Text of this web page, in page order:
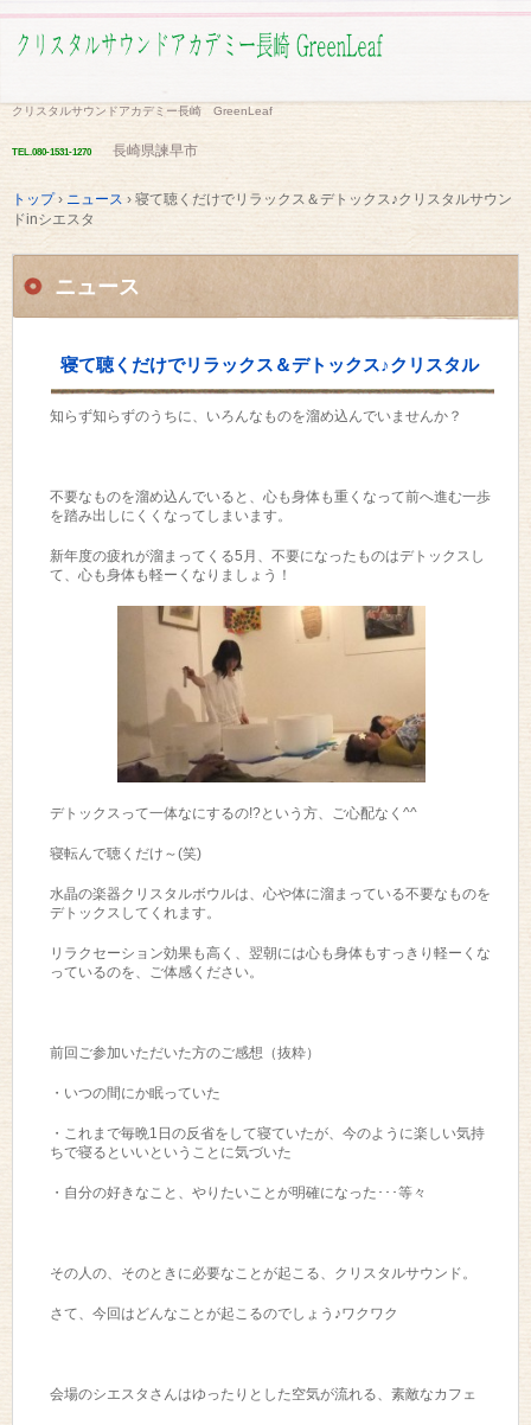
クリスタルサウンドアカデミー長崎 GreenLeaf
TEL.080-1531-1270 長崎県諫早市
トップ› ニュース › 寝て聴くだけでリラックス＆デトックス♪クリスタルサウン
ドinシエスタ
ニュース
寝て聴くだけでリラックス＆デトックス♪クリスタル
サウンドinシエスタ
知らず知らずのうちに、いろんなものを溜め込んでいませんか？
不要なものを溜め込んでいると、心も身体も重くなって前へ進む一歩
を踏み出しにくくなってしまいます。
新年度の疲れが溜まってくる5月、不要になったものはデトックスし
て、心も身体も軽ーくなりましょう！
デトックスって一体なにするの!?という方、ご心配なく^^
寝転んで聴くだけ～(笑)
水晶の楽器クリスタルボウルは、心や体に溜まっている不要なものを
デトックスしてくれます。
リラクセーション効果も高く、翌朝には心も身体もすっきり軽ーくな
っているのを、ご体感ください。
前回ご参加いただいた方のご感想（抜粋）
・いつの間にか眠っていた
・これまで毎晩1日の反省をして寝ていたが、今のように楽しい気持
ちで寝るといいということに気づいた
・自分の好きなこと、やりたいことが明確になった･･･等々
その人の、そのときに必要なことが起こる、クリスタルサウンド。
さて、今回はどんなことが起こるのでしょう♪ワクワク
会場のシエスタさんはゆったりとした空気が流れる、素敵なカフェ